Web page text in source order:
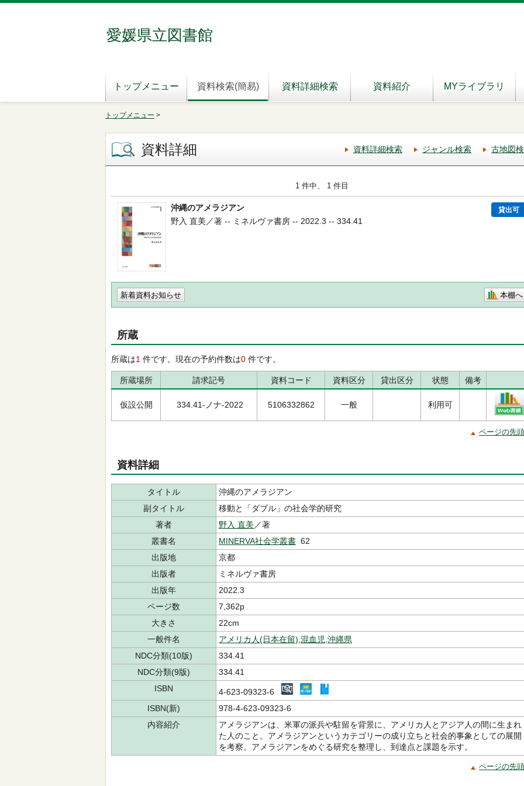
愛媛県立図書館
トップメニュー 資料検索(簡易) 資料詳細検索 資料紹介 MYライブラリ
トップメニュー >
資料詳細 資料詳細検索 ジャンル検索 古地図
1 件中、 1 件目
沖縄のアメラジアン 貸出可
野入 直美／著 -- ミネルヴァ書房 -- 2022.3 -- 334.41
新着資料お知らせ 本棚へ
所蔵
所蔵は1 件です。現在の予約件数は0 件です。
所蔵場所 請求記号 資料コード 資料区分 貸出区分 状態 備考
仮設公開 334.41-ノナ-2022 5106332862 一般 利用可
ページの先
資料詳細
タイトル
沖縄のアメラジアン
副タイトル
移動と「ダブル」の社会学的研究
著者
野入 直美 ／著
叢書名
MINERVA社会学叢書 62
出版地
京都
出版者
ミネルヴァ書房
出版年
2022.3
ページ数
7,362p
大きさ
22cm
一般件名
アメリカ人(日本在留) 混血児 沖縄県
NDC分類(10版)
334.41
NDC分類(9版)
334.41
ISBN
4-623-09323-6
ISBN(新)
978-4-623-09323-6
内容紹介
アメラジアンは、米軍の派兵や駐留を背景に、アメリカ人とアジア人の間に生まれ
た人のこと。アメラジアンというカテゴリーの成り立ちと社会的事象としての展開
を考察。アメラジアンをめぐる研究を整理し、到達点と課題を示す。
ページの先